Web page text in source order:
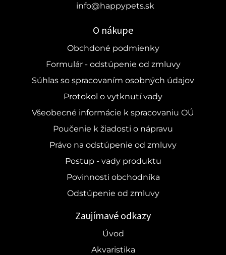
info@happypets.sk
O nákupe
Obchdoné podmienky
Formulár - odstúpenie od zmluvy
Súhlas so spracovaním osobných údajov
Protokol o vytknutí vady
Všeobecné informácie k spracovaniu OÚ
Poučenie k žiadosti o nápravu
Právo na odstúpenie od zmluvy
Postup - vady produktu
Povinnosti obchodníka
Odstúpenie od zmluvy
Zaujímavé odkazy
Úvod
Akvaristika